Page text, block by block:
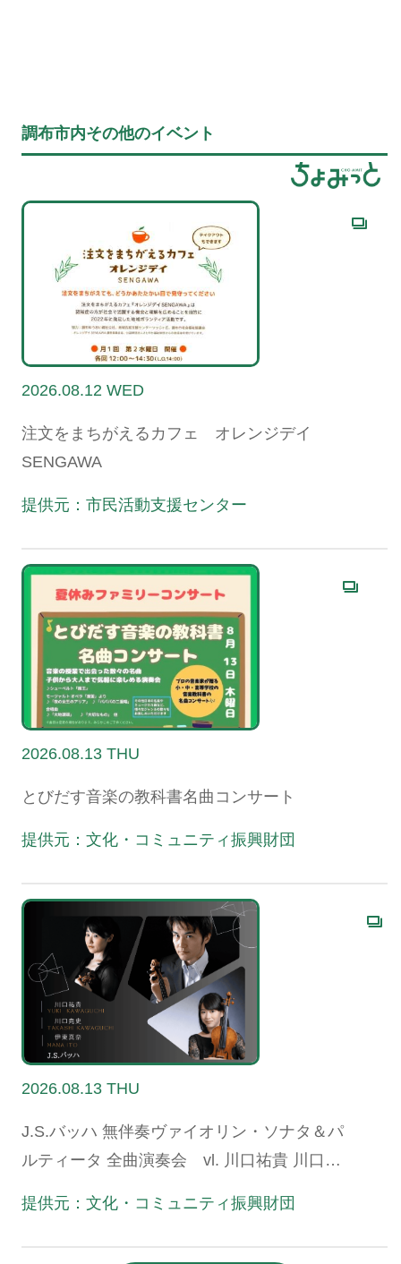
調布市内その他のイベント
2026.08.12 WED
注文をまちがえるカフェ オレンジデイ
SENGAWA
提供元：市民活動支援センター
2026.08.13 THU
とびだす音楽の教科書名曲コンサート
提供元：文化・コミュニティ振興財団
2026.08.13 THU
J.S.バッハ 無伴奏ヴァイオリン・ソナタ＆パ
ルティータ 全曲演奏会 vl. 川口祐貴 川口尭
提供元：文化・コミュニティ振興財団